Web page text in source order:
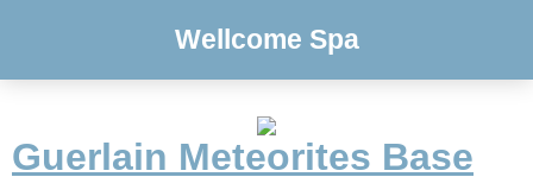
Wellcome Spa
Guerlain Meteorites Base